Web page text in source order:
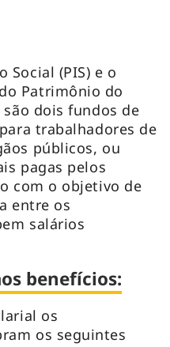
Social (PIS) e o
Patrimônio do
são dois fundos de
trabalhadores de
públicos, ou
pagas pelos
com o objetivo de
entre os
salários
benefícios:
os
os seguintes